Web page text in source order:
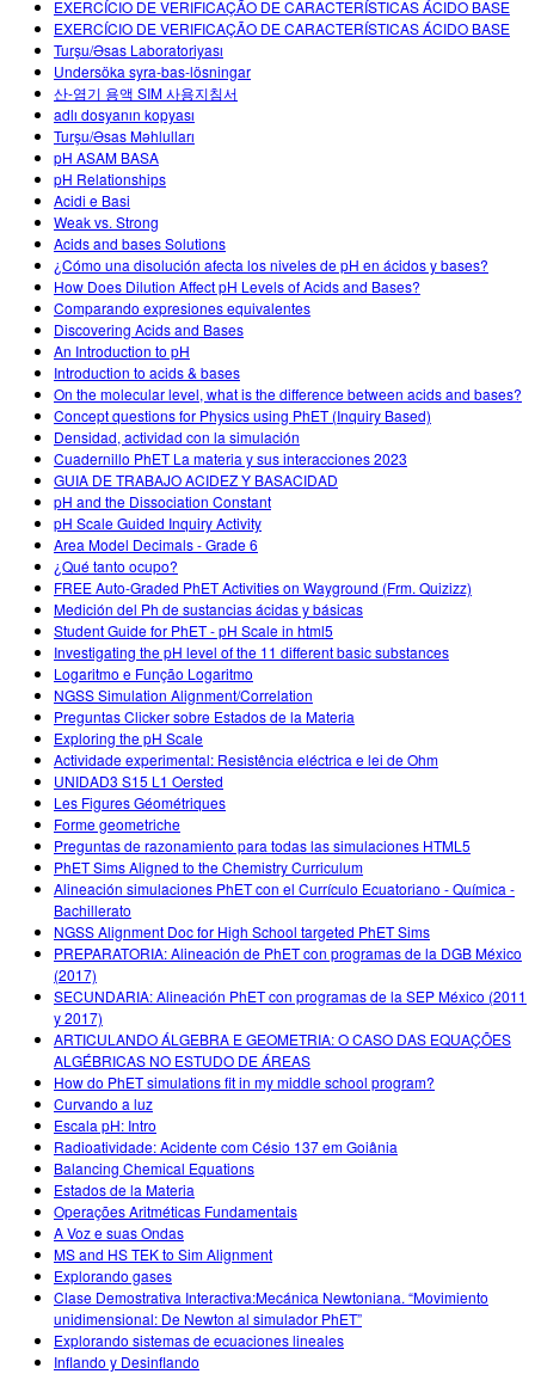
EXERCÍCIO DE VERIFICAÇÃO DE CARACTERÍSTICAS ÁCIDO BASE
EXERCÍCIO DE VERIFICAÇÃO DE CARACTERÍSTICAS ÁCIDO BASE
Turşu/Əsas Laboratoriyası
Undersöka syra-bas-lösningar
산-염기 용액 SIM 사용지침서
adlı dosyanın kopyası
Turşu/Əsas Məhlulları
pH ASAM BASA
pH Relationships
Acidi e Basi
Weak vs. Strong
Acids and bases Solutions
¿Cómo una disolución afecta los niveles de pH en ácidos y bases?
How Does Dilution Affect pH Levels of Acids and Bases?
Comparando expresiones equivalentes
Discovering Acids and Bases
An Introduction to pH
Introduction to acids & bases
On the molecular level, what is the difference between acids and bases?
Concept questions for Physics using PhET (Inquiry Based)
Densidad, actividad con la simulación
Cuadernillo PhET La materia y sus interacciones 2023
GUIA DE TRABAJO ACIDEZ Y BASACIDAD
pH and the Dissociation Constant
pH Scale Guided Inquiry Activity
Area Model Decimals - Grade 6
¿Qué tanto ocupo?
FREE Auto-Graded PhET Activities on Wayground (Frm. Quizizz)
Medición del Ph de sustancias ácidas y básicas
Student Guide for PhET - pH Scale in html5
Investigating the pH level of the 11 different basic substances
Logaritmo e Função Logaritmo
NGSS Simulation Alignment/Correlation
Preguntas Clicker sobre Estados de la Materia
Exploring the pH Scale
Actividade experimental: Resistência eléctrica e lei de Ohm
UNIDAD3 S15 L1 Oersted
Les Figures Géométriques
Forme geometriche
Preguntas de razonamiento para todas las simulaciones HTML5
PhET Sims Aligned to the Chemistry Curriculum
Alineación simulaciones PhET con el Currículo Ecuatoriano - Química -
Bachillerato
NGSS Alignment Doc for High School targeted PhET Sims
PREPARATORIA: Alineación de PhET con programas de la DGB México
(2017)
SECUNDARIA: Alineación PhET con programas de la SEP México (2011
y 2017)
ARTICULANDO ÁLGEBRA E GEOMETRIA: O CASO DAS EQUAÇÕES
ALGÉBRICAS NO ESTUDO DE ÁREAS
How do PhET simulations fit in my middle school program?
Curvando a luz
Escala pH: Intro
Radioatividade: Acidente com Césio 137 em Goiânia
Balancing Chemical Equations
Estados de la Materia
Operações Aritméticas Fundamentais
A Voz e suas Ondas
MS and HS TEK to Sim Alignment
Explorando gases
Clase Demostrativa Interactiva:Mecánica Newtoniana. “Movimiento
unidimensional: De Newton al simulador PhET”
Explorando sistemas de ecuaciones lineales
Inflando y Desinflando